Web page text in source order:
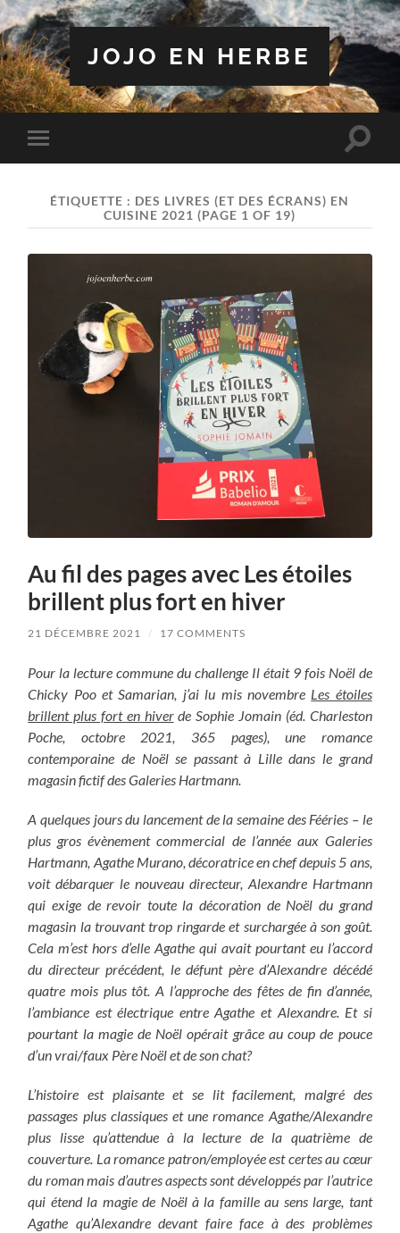
JOJO EN HERBE
Toggle
mobile
Toggle
ÉTIQUETTE : DES LIVRES (ET DES ÉCRANS) EN
CUISINE 2021 (PAGE 1 OF 19)
Au fil des pages avec Les étoiles
brillent plus fort en hiver
21 DÉCEMBRE 2021 / 17 COMMENTS
Pour la lecture commune du challenge Il était 9 fois Noël de
Chicky Poo et Samarian, j’ai lu mis novembre Les étoiles
brillent plus fort en hiverde Sophie Jomain (éd. Charleston
Poche, octobre 2021, 365 pages), une romance
contemporaine de Noël se passant à Lille dans le grand
magasin fictif des Galeries Hartmann.
A quelques jours du lancement de la semaine des Fééries – le
plus gros évènement commercial de l’année aux Galeries
Hartmann, Agathe Murano, décoratrice en chef depuis 5 ans,
voit débarquer le nouveau directeur, Alexandre Hartmann
qui exige de revoir toute la décoration de Noël du grand
magasin la trouvant trop ringarde et surchargée à son goût.
Cela m’est hors d’elle Agathe qui avait pourtant eu l’accord
du directeur précédent, le défunt père d’Alexandre décédé
quatre mois plus tôt. A l’approche des fêtes de fin d’année,
l’ambiance est électrique entre Agathe et Alexandre. Et si
pourtant la magie de Noël opérait grâce au coup de pouce
d’un vrai/faux Père Noël et de son chat?
L’histoire est plaisante et se lit facilement, malgré des
passages plus classiques et une romance Agathe/Alexandre
plus lisse qu’attendue à la lecture de la quatrième de
couverture. La romance patron/employée est certes au cœur
du roman mais d’autres aspects sont développés par l’autrice
qui étend la magie de Noël à la famille au sens large, tant
Agathe qu’Alexandre devant faire face à des problèmes